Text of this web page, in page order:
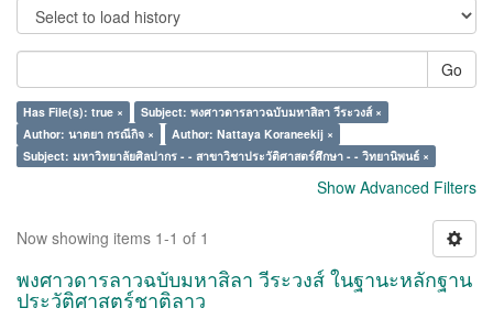
Go
Has File(s): true ×
Subject: พงศาวดารลาวฉบับมหาสิลา วีระวงส์ ×
Author: นาตยา กรณีกิจ ×
Author: Nattaya Koraneekij ×
Subject: มหาวิทยาลัยศิลปากร - - สาขาวิชาประวัติศาสตร์ศึกษา - - วิทยานิพนธ์ ×
Show Advanced Filters
Now showing items 1-1 of 1
พงศาวดารลาวฉบับมหาสิลา วีระวงส์ ในฐานะหลักฐาน
ประวัติศาสตร์ชาติลาว